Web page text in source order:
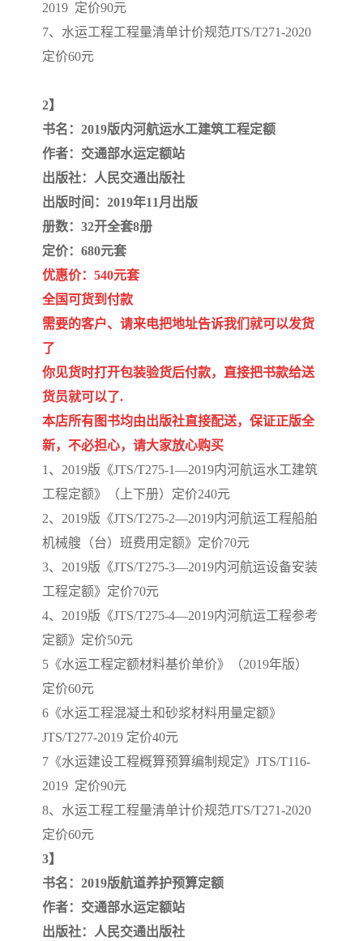
2019 定价90元
7、水运工程工程量清单计价规范JTS/T271-2020
定价60元
2】
书名：2019版内河航运水工建筑工程定额
作者：交通部水运定额站
出版社：人民交通出版社
出版时间：2019年11月出版
册数：32开全套8册
定价：680元套
优惠价：540元套
全国可货到付款
需要的客户、请来电把地址告诉我们就可以发货
了
你见货时打开包装验货后付款，直接把书款给送
货员就可以了.
本店所有图书均由出版社直接配送，保证正版全
新，不必担心，请大家放心购买
1、2019版《JTS/T275-1—2019内河航运水工建筑
工程定额》（上下册）定价240元
2、2019版《JTS/T275-2—2019内河航运工程船舶
机械艘（台）班费用定额》定价70元
3、2019版《JTS/T275-3—2019内河航运设备安装
工程定额》定价70元
4、2019版《JTS/T275-4—2019内河航运工程参考
定额》定价50元
5《水运工程定额材料基价单价》（2019年版）
定价60元
6《水运工程混凝土和砂浆材料用量定额》
JTS/T277-2019 定价40元
7《水运建设工程概算预算编制规定》JTS/T116-
2019 定价90元
8、水运工程工程量清单计价规范JTS/T271-2020
定价60元
3】
书名：2019版航道养护预算定额
作者：交通部水运定额站
出版社：人民交通出版社
天津建设工程预算定额
广东省水利水电概预算定
额